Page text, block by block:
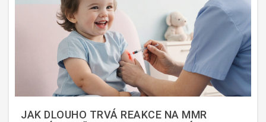
JAK DLOUHO TRVÁ REAKCE NA MMR